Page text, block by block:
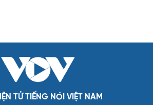
TỬ TIẾNG NÓI VIỆT NAM